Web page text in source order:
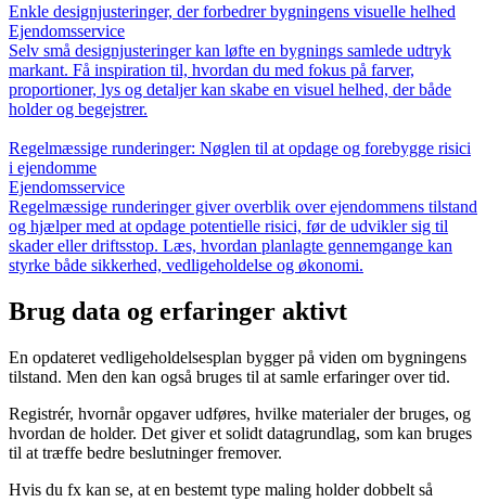
Enkle designjusteringer, der forbedrer bygningens visuelle helhed
Ejendomsservice
Selv små designjusteringer kan løfte en bygnings samlede udtryk
markant. Få inspiration til, hvordan du med fokus på farver,
proportioner, lys og detaljer kan skabe en visuel helhed, der både
holder og begejstrer.
Regelmæssige runderinger: Nøglen til at opdage og forebygge risici
i ejendomme
Ejendomsservice
Regelmæssige runderinger giver overblik over ejendommens tilstand
og hjælper med at opdage potentielle risici, før de udvikler sig til
skader eller driftsstop. Læs, hvordan planlagte gennemgange kan
styrke både sikkerhed, vedligeholdelse og økonomi.
Brug data og erfaringer aktivt
En opdateret vedligeholdelsesplan bygger på viden om bygningens
tilstand. Men den kan også bruges til at samle erfaringer over tid.
Registrér, hvornår opgaver udføres, hvilke materialer der bruges, og
hvordan de holder. Det giver et solidt datagrundlag, som kan bruges
til at træffe bedre beslutninger fremover.
Hvis du fx kan se, at en bestemt type maling holder dobbelt så